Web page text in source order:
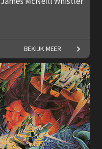
kunstschilder James McNeill
Whistler.
€ 17,50
BEKIJK MEER